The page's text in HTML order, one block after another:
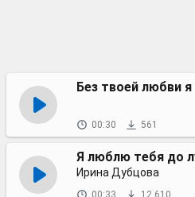
Без твоей любви
00:30 561
Я люблю тебя до
Ирина Дубцова
00:33 12 610